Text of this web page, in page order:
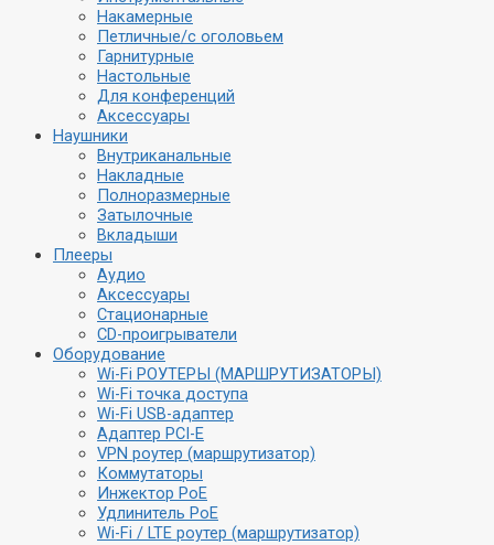
Накамерные
Петличные/с оголовьем
Гарнитурные
Настольные
Для конференций
Аксессуары
Наушники
Внутриканальные
Накладные
Полноразмерные
Затылочные
Вкладыши
Плееры
Аудио
Аксессуары
Стационарные
CD-проигрыватели
Оборудование
Wi-Fi РОУТЕРЫ (МАРШРУТИЗАТОРЫ)
Wi-Fi точка доступа
Wi-Fi USB-адаптер
Адаптер PCI-E
VPN роутер (маршрутизатор)
Коммутаторы
Инжектор PoE
Удлинитель PoE
Wi-Fi / LTE роутер (маршрутизатор)